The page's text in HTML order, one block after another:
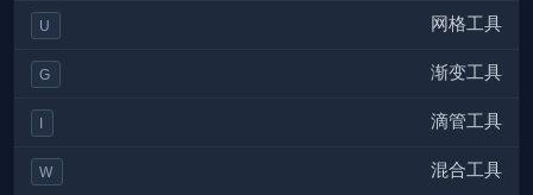
U 网格工具
G 渐变工具
I 滴管工具
W 混合工具